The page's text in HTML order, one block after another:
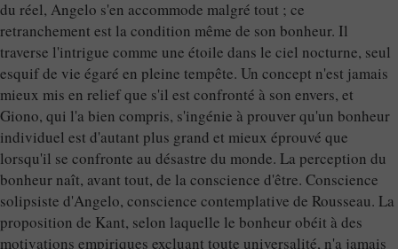
du réel, Angelo s'en accommode malgré tout ; ce
retranchement est la condition même de son bonheur. Il
traverse l'intrigue comme une étoile dans le ciel nocturne, seul
esquif de vie égaré en pleine tempête. Un concept n'est jamais
mieux mis en relief que s'il est confronté à son envers, et
Giono, qui l'a bien compris, s'ingénie à prouver qu'un bonheur
individuel est d'autant plus grand et mieux éprouvé que
lorsqu'il se confronte au désastre du monde. La perception du
bonheur naît, avant tout, de la conscience d'être. Conscience
solipsiste d'Angelo, conscience contemplative de Rousseau. La
proposition de Kant, selon laquelle le bonheur obéit à des
motivations empiriques excluant toute universalité, n'a jamais